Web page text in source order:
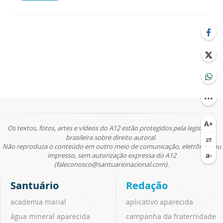
Os textos, fotos, artes e vídeos do A12 estão protegidos pela legislação
brasileira sobre direito autoral.
Não reproduza o conteúdo em outro meio de comunicação, eletrônico ou
impresso, sem autorização expressa do A12
(faleconosco@santuarionacional.com).
Santuário
academia marial
água mineral aparecida
Redação
aplicativo aparecida
campanha da fraternidade